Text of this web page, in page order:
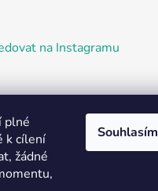
plné
k cílení
žádné
Souhlasím
na Instagramu